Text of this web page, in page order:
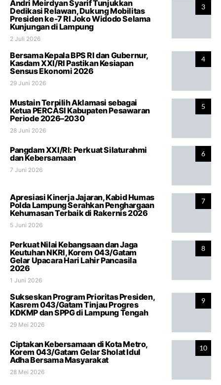
3
Andri Meirdyan Syarif Tunjukkan
Dedikasi Relawan, Dukung Mobilitas
Presiden ke-7 RI Joko Widodo Selama
Kunjungan di Lampung
2 Juli 2026
4
Bersama Kepala BPS RI dan Gubernur,
Kasdam XXI/RI Pastikan Kesiapan
Sensus Ekonomi 2026
29 Juni 2026
5
Mustain Terpilih Aklamasi sebagai
Ketua PERCASI Kabupaten Pesawaran
Periode 2026–2030
28 Juni 2026
6
Pangdam XXI/RI: Perkuat Silaturahmi
dan Kebersamaan
7 Juni 2026
7
Apresiasi Kinerja Jajaran, Kabid Humas
Polda Lampung Serahkan Penghargaan
Kehumasan Terbaik di Rakernis 2026
5 Juni 2026
8
Perkuat Nilai Kebangsaan dan Jaga
Keutuhan NKRI, Korem 043/Gatam
Gelar Upacara Hari Lahir Pancasila
2026
1 Juni 2026
9
Sukseskan Program Prioritas Presiden,
Kasrem 043/Gatam Tinjau Progres
KDKMP dan SPPG di Lampung Tengah
29 Mei 2026
10
Ciptakan Kebersamaan di Kota Metro,
Korem 043/Gatam Gelar Sholat Idul
Adha Bersama Masyarakat
28 Mei 2026